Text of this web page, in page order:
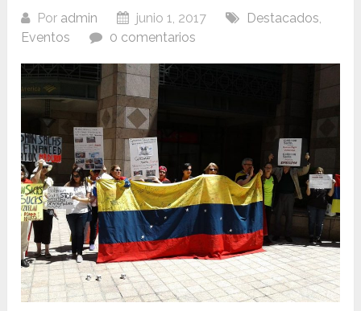
Por admin junio 1, 2017 Destacados,
Eventos
0 comentarios